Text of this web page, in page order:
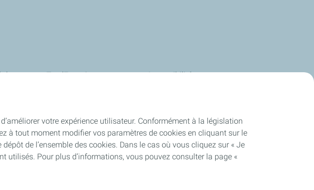
avec TotalEnergies
propriétaire d'une station-service
chef d'entreprise avec TotalEnergies
: toutes nos annonces
Accessibilité
votre expérience utilisateur. Conformément à la législation
à tout moment modifier vos paramètres de cookies en cliquant sur le
de l’ensemble des cookies. Dans le cas où vous cliquez sur « Je
utilisés. Pour plus d’informations, vous pouvez consulter la page «